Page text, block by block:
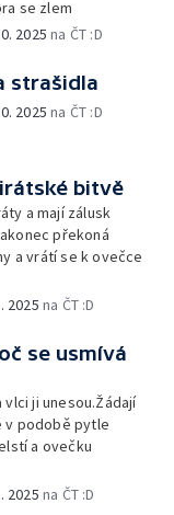
se zlem
2025 na ČT :D
strašidla
2025 na ČT :D
bitvě
a mají zálusk
překoná
a vrátí se k ovečce
2025 na ČT :D
se usmívá
ji unesou.Žádají
v podobě pytle
a ovečku
2025 na ČT :D